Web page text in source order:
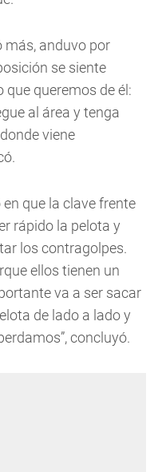
más, anduvo por
se siente
queremos de él:
al área y tenga
viene
que la clave frente
rápido la pelota y
los contragolpes.
ellos tienen un
va a ser sacar
de lado a lado y
concluyó.